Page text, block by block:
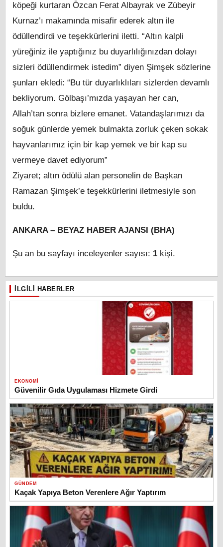
köpeği kurtaran Özcan Ferat Albayrak ve Zübeyir
Kurnaz’ı makamında misafir ederek altın ile
ödüllendirdi ve teşekkürlerini iletti. “Altın kalpli
yüreğiniz ile yaptığınız bu duyarlılığınızdan dolayı
sizleri ödüllendirmek istedim” diyen Şimşek sözlerine
şunları ekledi: “Bu tür duyarlıklıları sizlerden devamlı
bekliyorum. Gölbaşı’mızda yaşayan her can,
Allah’tan sonra bizlere emanet. Vatandaşlarımızı da
soğuk günlerde yemek bulmakta zorluk çeken sokak
hayvanlarımız için bir kap yemek ve bir kap su
vermeye davet ediyorum”
Ziyaret; altın ödülü alan personelin de Başkan
Ramazan Şimşek’e teşekkürlerini iletmesiyle son
buldu.
ANKARA – BEYAZ HABER AJANSI (BHA)
Şu an bu sayfayı inceleyenler sayısı: 1 kişi.
İLGILI HABERLER
EKONOMI
Güvenilir Gıda Uygulaması Hizmete Girdi
GÜNDEM
Kaçak Yapıya Beton Verenlere Ağır Yaptırım